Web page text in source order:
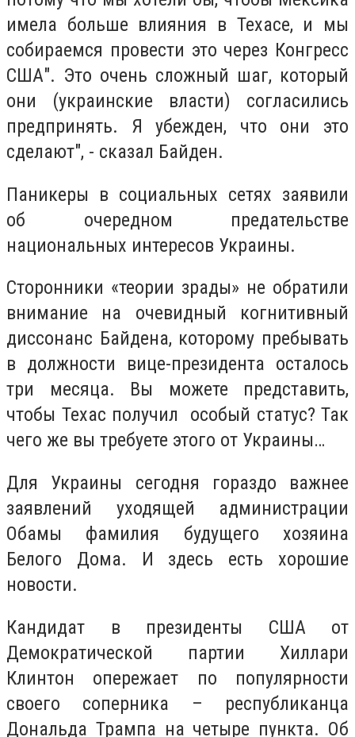
имела больше влияния в Техасе, и мы
собираемся провести это через Конгресс
США". Это очень сложный шаг, который
они (украинские власти) согласились
предпринять. Я убежден, что они это
сделают", - сказал Байден.
Паникеры в социальных сетях заявили
об очередном предательстве
национальных интересов Украины.
Сторонники «теории зрады» не обратили
внимание на очевидный когнитивный
диссонанс Байдена, которому пребывать
в должности вице-президента осталось
три месяца. Вы можете представить,
чтобы Техас получил особый статус? Так
чего же вы требуете этого от Украины…
Для Украины сегодня гораздо важнее
заявлений уходящей администрации
Обамы фамилия будущего хозяина
Белого Дома. И здесь есть хорошие
новости.
Кандидат в президенты США от
Демократической партии Хиллари
Клинтон опережает по популярности
своего соперника – республиканца
Дональда Трампа на четыре пункта. Об